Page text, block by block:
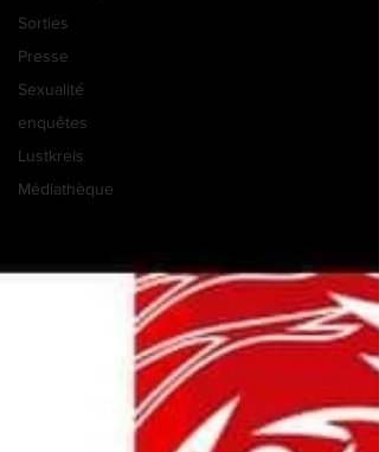
Sorties
Presse
Sexualité
enquêtes
Lustkreis
Médiathèque